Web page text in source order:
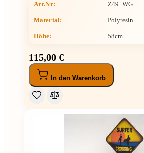
Art.Nr: Z49_WG
Material: Polyresin
Höhe: 58cm
115,00 €
In den Warenkorb